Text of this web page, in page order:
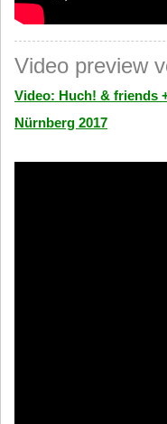
Video preview
Video: Huch! & friends
Nürnberg 2017